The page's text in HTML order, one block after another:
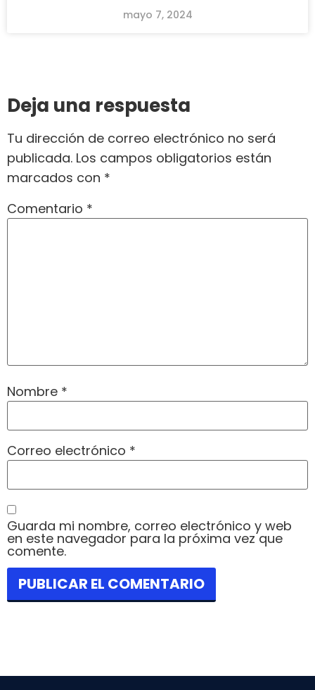
mayo 7, 2024
Deja una respuesta
Tu dirección de correo electrónico no será
publicada. Los campos obligatorios están
marcados con *
Comentario *
Nombre *
Correo electrónico *
Guarda mi nombre, correo electrónico y web
en este navegador para la próxima vez que
comente.